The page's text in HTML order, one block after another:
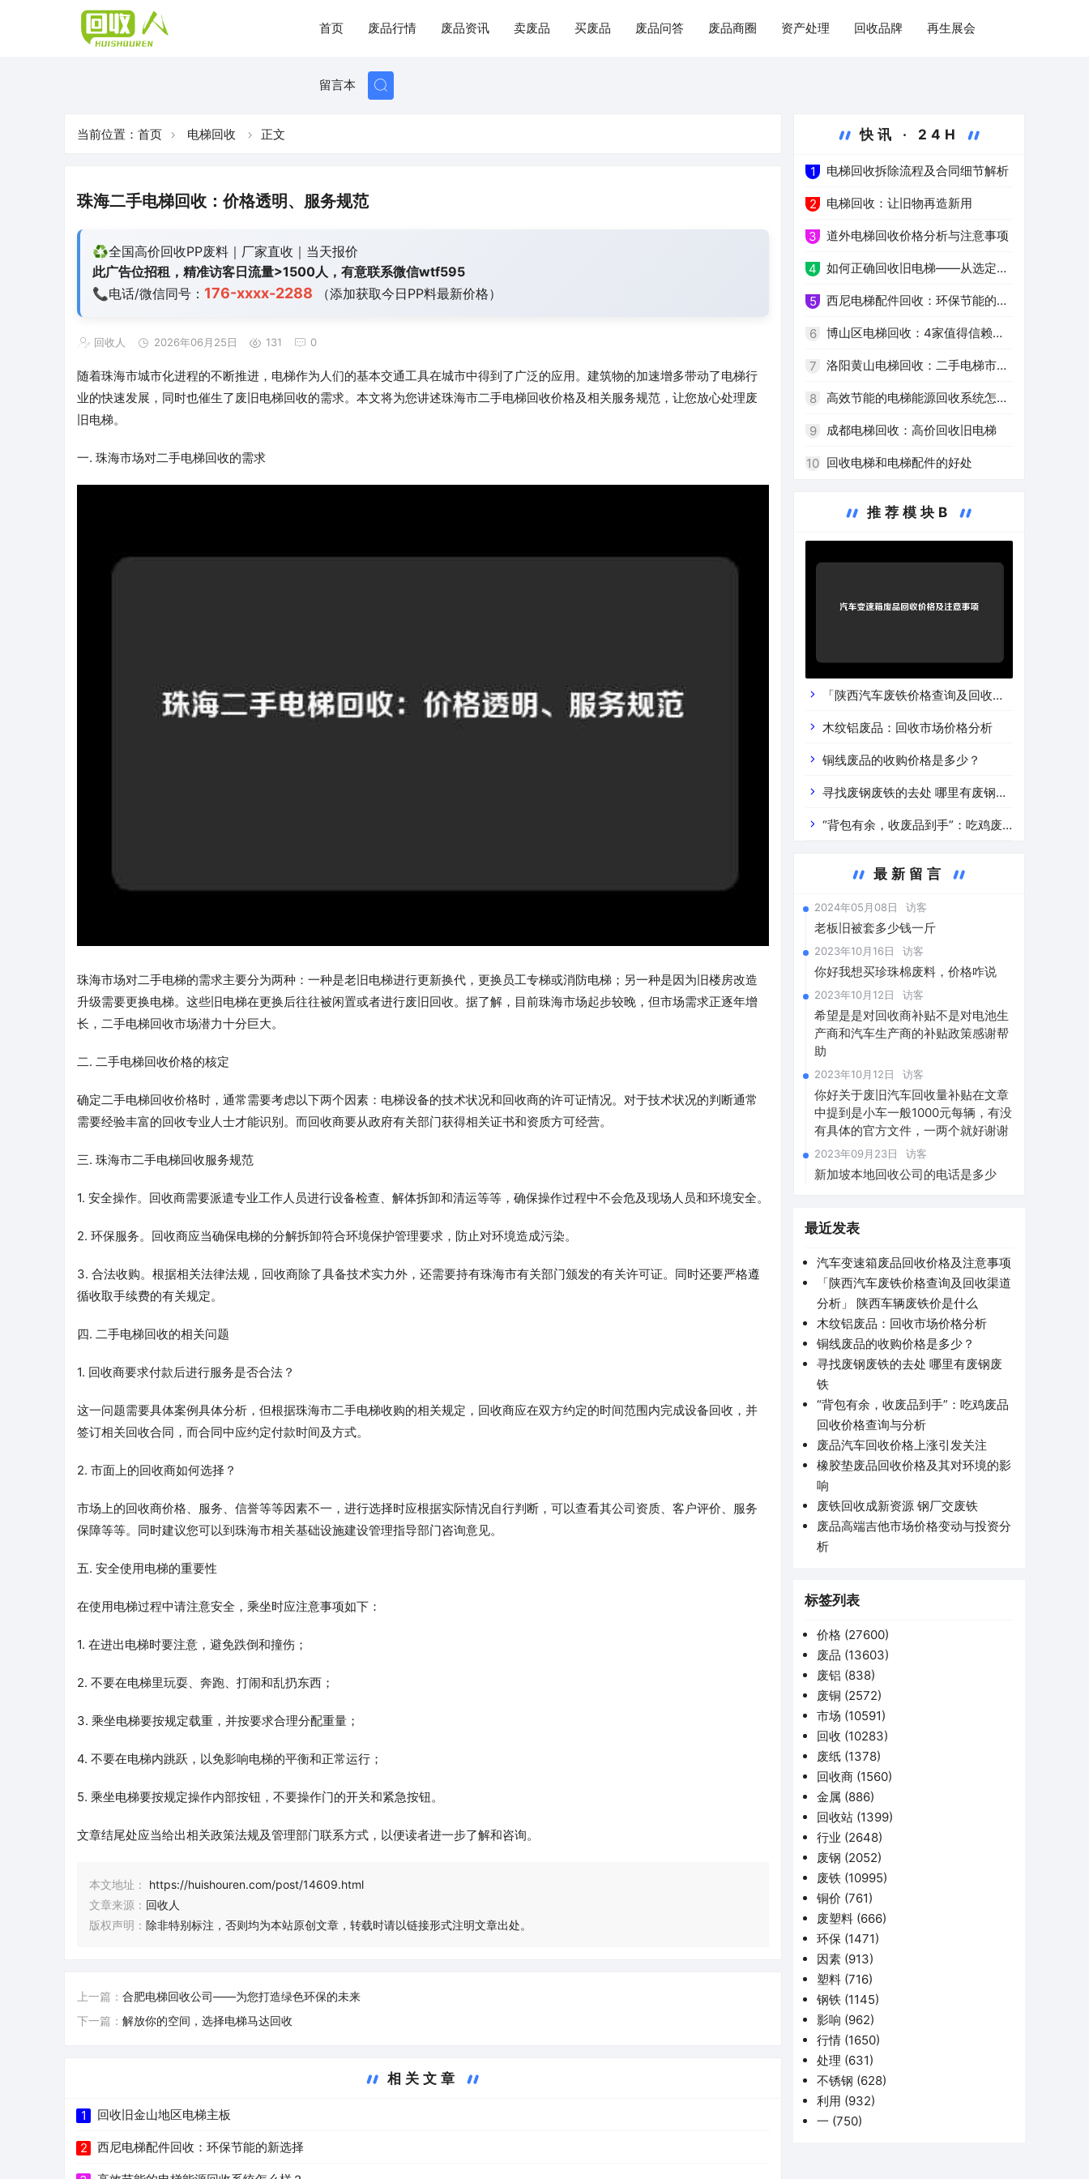
首页 废品行情 废品资讯 卖废品 买废品 废品问答 废品商圈 资产处理 回收品牌 再生展会
留言本
当前位置： 首页 电梯回收 正文
珠海二手电梯回收：价格透明、服务规范
♻️全国高价回收PP废料｜厂家直收｜当天报价
此广告位招租，精准访客日流量>1500人，有意联系微信wtf595
📞电话/微信同号： 176-xxxx-2288 （添加获取今日PP料最新价格）
回收人 2026年06月25日 131 0
随着珠海市城市化进程的不断推进，电梯作为人们的基本交通工具在城市中得到了广泛的应用。建筑物的加速增多带动了电梯行
业的快速发展，同时也催生了废旧电梯回收的需求。本文将为您讲述珠海市二手电梯回收价格及相关服务规范，让您放心处理废
旧电梯。
一. 珠海市场对二手电梯回收的需求
珠海市场对二手电梯的需求主要分为两种：一种是老旧电梯进行更新换代，更换员工专梯或消防电梯；另一种是因为旧楼房改造
升级需要更换电梯。这些旧电梯在更换后往往被闲置或者进行废旧回收。据了解，目前珠海市场起步较晚，但市场需求正逐年增
长，二手电梯回收市场潜力十分巨大。
二. 二手电梯回收价格的核定
确定二手电梯回收价格时，通常需要考虑以下两个因素：电梯设备的技术状况和回收商的许可证情况。对于技术状况的判断通常
需要经验丰富的回收专业人士才能识别。而回收商要从政府有关部门获得相关证书和资质方可经营。
三. 珠海市二手电梯回收服务规范
1. 安全操作。回收商需要派遣专业工作人员进行设备检查、解体拆卸和清运等等，确保操作过程中不会危及现场人员和环境安全。
2. 环保服务。回收商应当确保电梯的分解拆卸符合环境保护管理要求，防止对环境造成污染。
3. 合法收购。根据相关法律法规，回收商除了具备技术实力外，还需要持有珠海市有关部门颁发的有关许可证。同时还要严格遵
循收取手续费的有关规定。
四. 二手电梯回收的相关问题
1. 回收商要求付款后进行服务是否合法？
这一问题需要具体案例具体分析，但根据珠海市二手电梯收购的相关规定，回收商应在双方约定的时间范围内完成设备回收，并
签订相关回收合同，而合同中应约定付款时间及方式。
2. 市面上的回收商如何选择？
市场上的回收商价格、服务、信誉等等因素不一，进行选择时应根据实际情况自行判断，可以查看其公司资质、客户评价、服务
保障等等。同时建议您可以到珠海市相关基础设施建设管理指导部门咨询意见。
五. 安全使用电梯的重要性
在使用电梯过程中请注意安全，乘坐时应注意事项如下：
1. 在进出电梯时要注意，避免跌倒和撞伤；
2. 不要在电梯里玩耍、奔跑、打闹和乱扔东西；
3. 乘坐电梯要按规定载重，并按要求合理分配重量；
4. 不要在电梯内跳跃，以免影响电梯的平衡和正常运行；
5. 乘坐电梯要按规定操作内部按钮，不要操作门的开关和紧急按钮。
文章结尾处应当给出相关政策法规及管理部门联系方式，以便读者进一步了解和咨询。
本文地址：
https://huishouren.com/post/14609.html
文章来源： 回收人
版权声明： 除非特别标注，否则均为本站原创文章，转载时请以链接形式注明文章出处。
上一篇： 合肥电梯回收公司——为您打造绿色环保的未来
下一篇： 解放你的空间，选择电梯马达回收
相关文章
1 回收旧金山地区电梯主板
2 西尼电梯配件回收：环保节能的新选择
快讯 · 24H
1 电梯回收拆除流程及合同细节解析
2 电梯回收：让旧物再造新用
3 道外电梯回收价格分析与注意事项
4 如何正确回收旧电梯——从选定服
务公司到环保处理
5 西尼电梯配件回收：环保节能的新
选择
6 博山区电梯回收：4家值得信赖的
回收企业
7 洛阳黄山电梯回收：二手电梯市场
的新热点
8 高效节能的电梯能源回收系统怎么
样？
9 成都电梯回收：高价回收旧电梯
10 回收电梯和电梯配件的好处
推荐模块B
「陕西汽车废铁价格查询及回收渠
道分析」 陕西车辆废铁价是什么
木纹铝废品：回收市场价格分析
铜线废品的收购价格是多少？
寻找废钢废铁的去处 哪里有废钢废
铁 “背包有余，收废品到手”：吃鸡废
最新留言
2024年05月08日 访客
老板旧被套多少钱一斤
2023年10月16日 访客
你好我想买珍珠棉废料，价格咋说
2023年10月12日 访客
希望是是对回收商补贴不是对电池生
产商和汽车生产商的补贴政策感谢帮
助
2023年10月12日 访客
你好关于废旧汽车回收量补贴在文章
中提到是小车一般1000元每辆，有没
有具体的官方文件，一两个就好谢谢
2023年09月23日 访客
新加坡本地回收公司的电话是多少
最近发表
汽车变速箱废品回收价格及注意事项
「陕西汽车废铁价格查询及回收渠道
分析」 陕西车辆废铁价是什么
木纹铝废品：回收市场价格分析
铜线废品的收购价格是多少？
寻找废钢废铁的去处 哪里有废钢废
铁
“背包有余，收废品到手”：吃鸡废品
回收价格查询与分析
废品汽车回收价格上涨引发关注
橡胶垫废品回收价格及其对环境的影
响
废铁回收成新资源 钢厂交废铁
废品高端吉他市场价格变动与投资分
析
标签列表
价格 (27600)
废品 (13603)
废铝 (838)
废铜 (2572)
市场 (10591)
回收 (10283)
废纸 (1378)
回收商 (1560)
金属 (886)
回收站 (1399)
行业 (2648)
废钢 (2052)
废铁 (10995)
铜价 (761)
废塑料 (666)
环保 (1471)
因素 (913)
塑料 (716)
钢铁 (1145)
影响 (962)
行情 (1650)
处理 (631)
不锈钢 (628)
利用 (932)
一 (750)